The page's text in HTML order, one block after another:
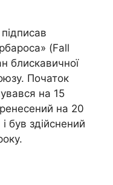
(Fall
блискавичної
Початок
на 15
на 20
був здійснений